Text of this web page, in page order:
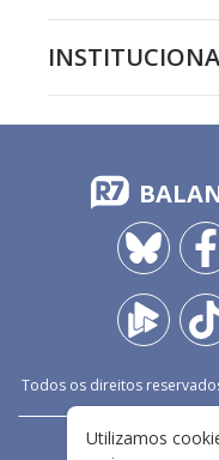
Todos os direitos
Utilizamos